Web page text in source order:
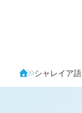
シャレイア語